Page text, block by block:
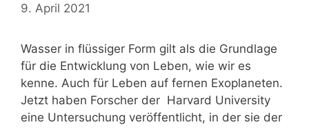
9. April 2021
Wasser in flüssiger Form gilt als die Grundlage
für die Entwicklung von Leben, wie wir es
kenne. Auch für Leben auf fernen Exoplaneten.
Jetzt haben Forscher der Harvard University
eine Untersuchung veröffentlicht, in der sie der